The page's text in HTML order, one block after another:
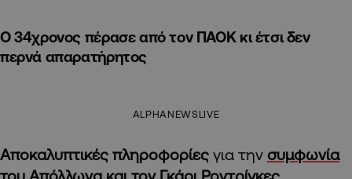
Ο 34χρονος πέρασε από τον ΠΑΟΚ κι έτσι δεν
περνά απαρατήρητος
ALPHANEWSLIVE
Αποκαλυπτικές πληροφορίες για την συμφωνία